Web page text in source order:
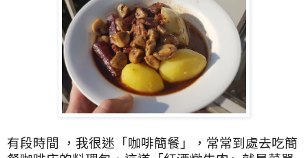
有段時間 ，我很迷「咖啡簡餐」，常常到處去吃簡